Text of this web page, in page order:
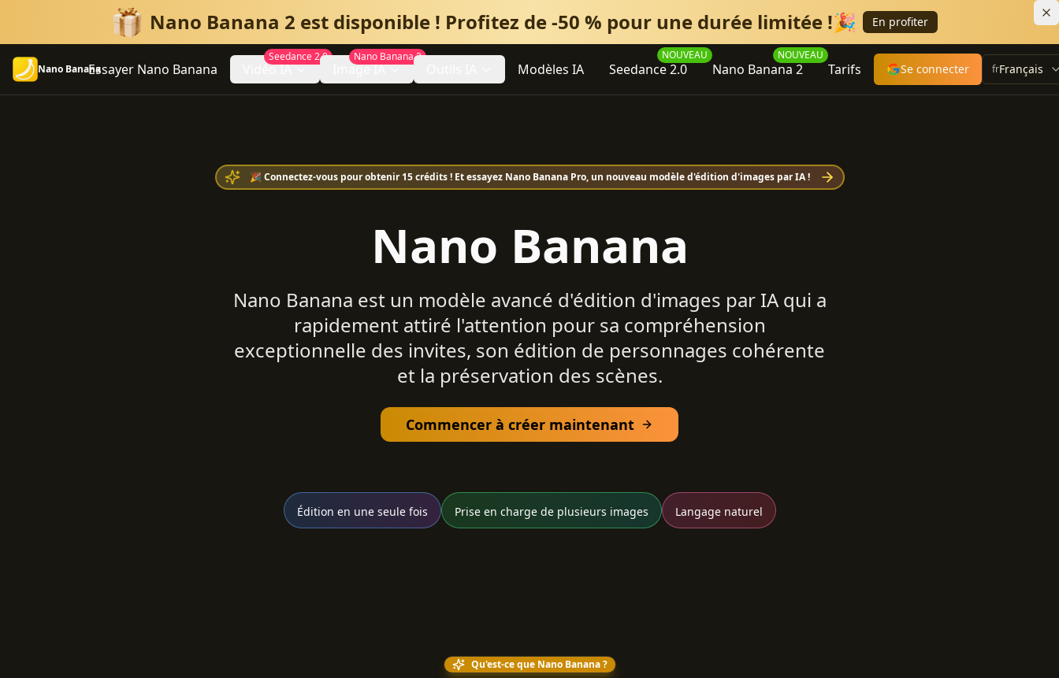
Nano Banana 2 est disponible ! Profitez de -50 % pour une durée limitée !🎉 En profiter
Nano BananaEssayer Nano Banana Vidéo IA
Seedance 2.0
Image IA
Nano Banana 2
Modèles IA Seedance 2.0
NOUVEAU
Nano Banana 2
NOUVEAU
Tarifs Se connecter frFrançais
🎉 Connectez-vous pour obtenir 15 crédits ! Et essayez Nano Banana Pro, un nouveau modèle d'édition d'images par IA !
Nano Banana
Nano Banana est un modèle avancé d'édition d'images par IA qui a
rapidement attiré l'attention pour sa compréhension
exceptionnelle des invites, son édition de personnages cohérente
et la préservation des scènes.
Commencer à créer maintenant
Édition en une seule fois Prise en charge de plusieurs images Langage naturel
Qu'est-ce que Nano Banana ?